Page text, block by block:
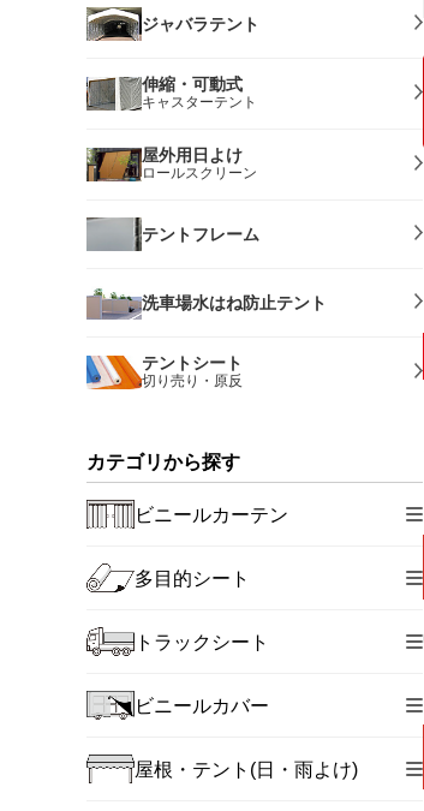
ジャバラテント
伸縮・可動式
キャスターテント
屋外用日よけ
ロールスクリーン
テントフレーム
洗車場水はね防止テント
テントシート
切り売り・原反
カテゴリから探す
ビニールカーテン
多目的シート
トラックシート
ビニールカバー
屋根・テント(日・雨よけ)